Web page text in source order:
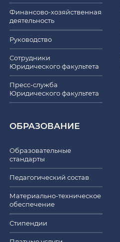
Финансово-хозяйственная
деятельность
Руководство
Сотрудники
Юридического факультета
Пресс-служба
Юридического факультета
ОБРАЗОВАНИЕ
Образовательные
стандарты
Педагогический состав
Материально-техническое
обеспечение
Стипендии